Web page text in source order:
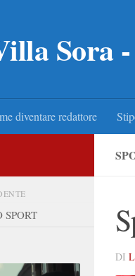
Sora
diventare redattore
DI